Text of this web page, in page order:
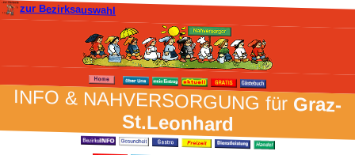
zur Bezirksauswahl
INFO & NAH­VER­SORG­UNG fürGraz-
St.Leonhard